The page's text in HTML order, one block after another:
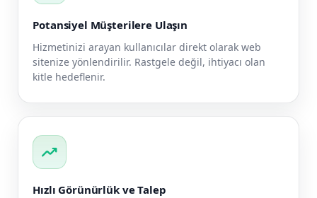
Potansiyel Müşterilere Ulaşın
Hizmetinizi arayan kullanıcılar direkt olarak web
sitenize yönlendirilir. Rastgele değil, ihtiyacı olan
kitle hedeflenir.
trending_up
Hızlı Görünürlük ve Talep